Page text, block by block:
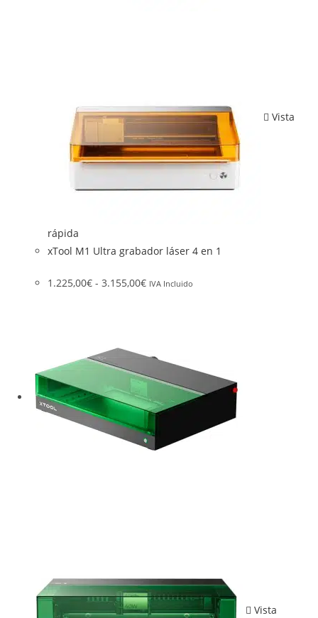
Vista
rápida
xTool M1 Ultra grabador láser 4 en 1
1.225,00€ - 3.155,00€ IVA Incluido
Vista